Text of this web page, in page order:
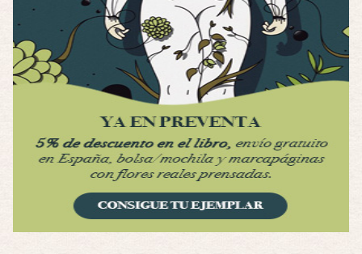
Possession
Por: Luar
Se llama la posesión en castellano, está …
Por: Mariano
Una película normalita, nada del otro mun …
Obsession